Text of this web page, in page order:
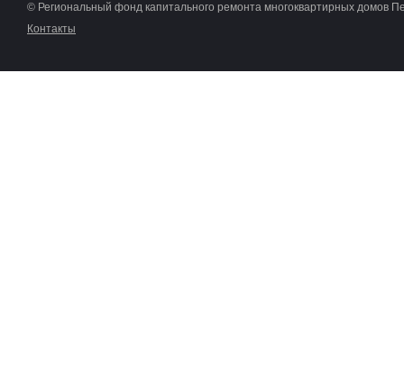
© Региональный фонд капитального ремонта многоквартирных домов
Контакты